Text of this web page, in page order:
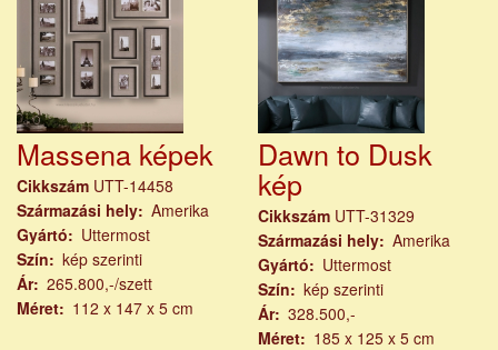
Massena képek
Cikkszám UTT-14458
Származási hely Amerika
Gyártó
Uttermost
Szín
kép szerinti
Ár 265.800,-/szett
Méret
112 x 147 x 5 cm
Dawn to Dusk
kép
Cikkszám UTT-31329
Származási hely
Amerika
Gyártó
Uttermost
Szín
kép szerinti
Ár
328.500,-
Méret
185 x 125 x 5 cm